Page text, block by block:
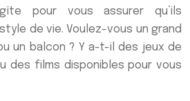
pour vous assurer qu’ils
de vie. Voulez-vous un grand
un balcon ? Y a-t-il des jeux de
des films disponibles pour vous